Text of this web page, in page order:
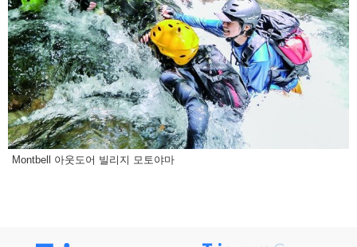
Montbell 아웃도어 빌리지 모토야마